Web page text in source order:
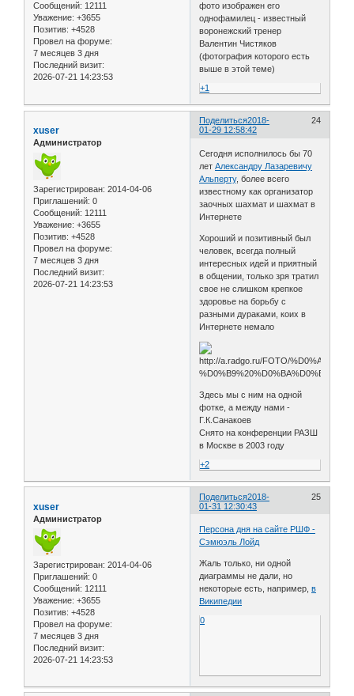
Сообщений: 12111
Уважение: +3655
Позитив: +4528
Провел на форуме:
7 месяцев 3 дня
Последний визит:
2026-07-21 14:23:53
фото изображен его
однофамилец - известный
воронежский тренер
Валентин Чистяков
(фотография которого есть
выше в этой теме)
+1
Поделиться 24
2018-
01-29 12:58:42
xuser
Администратор
Зарегистрирован: 2014-04-06
Приглашений: 0
Сообщений: 12111
Уважение: +3655
Позитив: +4528
Провел на форуме:
7 месяцев 3 дня
Последний визит:
2026-07-21 14:23:53
Сегодня исполнилось бы 70
летАлександру Лазаревичу
Альперту, более всего
известному как организатор
заочных шахмат и шахмат в
Интернете
Хороший и позитивный был
человек, всегда полный
интересных идей и приятный
в общении, только зря тратил
свое не слишком крепкое
здоровье на борьбу с
разными дураками, коих в
Интернете немало
Здесь мы с ним на одной
фотке, а между нами -
Г.К.Санакоев
Снято на конференции РАЗШ
в Москве в 2003 году
+2
Поделиться 25
2018-
01-31 12:30:43
xuser
Администратор
Зарегистрирован: 2014-04-06
Приглашений: 0
Сообщений: 12111
Уважение: +3655
Позитив: +4528
Провел на форуме:
7 месяцев 3 дня
Последний визит:
2026-07-21 14:23:53
Персона дня на сайте РШФ -
Сэмюэль Лойд
Жаль только, ни одной
диаграммы не дали, но
некоторые есть, например,в
Википедии
0